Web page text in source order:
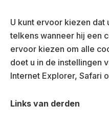
U kunt ervoor kiezen
telkens wanneer hij een
ervoor kiezen om alle
doet u in de instellingen
Internet Explorer, Safari
Links van derden